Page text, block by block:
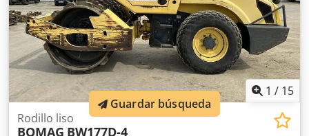
1 / 15
Rodillo liso
BOMAG BW177D-4
Guardar búsqueda